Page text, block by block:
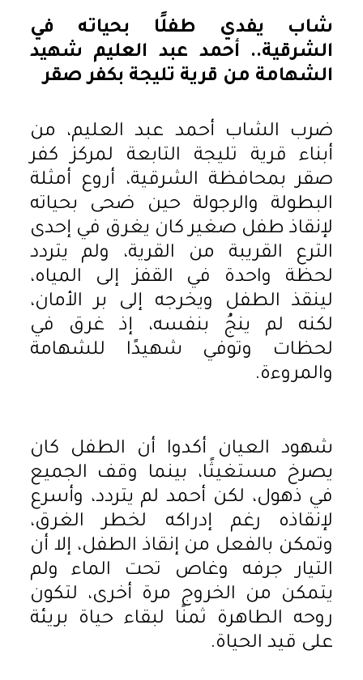
شاب يفدي طفلًا بحياته في
الشرقية.. أحمد عبد العليم شهيد
الشهامة من قرية تليجة بكفر صقر
ضرب الشاب أحمد عبد العليم، من
أبناء قرية تليجة التابعة لمركز كفر
صقر بمحافظة الشرقية، أروع أمثلة
البطولة والرجولة حين ضحى بحياته
لإنقاذ طفل صغير كان يغرق في إحدى
الترع القريبة من القرية، ولم يتردد
لحظة واحدة في القفز إلى المياه،
لينقذ الطفل ويخرجه إلى بر الأمان،
لكنه لم ينجُ بنفسه، إذ غرق في
لحظات وتوفي شهيدًا للشهامة
والمروءة.
شهود العيان أكدوا أن الطفل كان
يصرخ مستغيثًا، بينما وقف الجميع
في ذهول، لكن أحمد لم يتردد، وأسرع
لإنقاذه رغم إدراكه لخطر الغرق،
وتمكن بالفعل من إنقاذ الطفل، إلا أن
التيار جرفه وغاص تحت الماء ولم
يتمكن من الخروج مرة أخرى، لتكون
روحه الطاهرة ثمنًا لبقاء حياة بريئة
على قيد الحياة.